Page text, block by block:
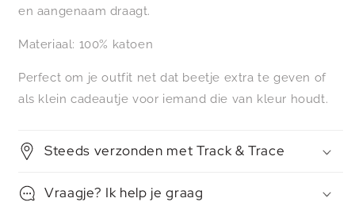
en aangenaam draagt.
Materiaal: 100% katoen
Perfect om je outfit net dat beetje extra te geven of
als klein cadeautje voor iemand die van kleur houdt.
Steeds verzonden met Track & Trace
Vraagje? Ik help je graag